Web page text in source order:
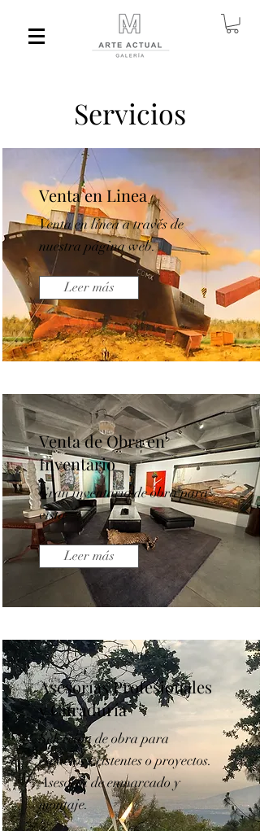
Servicios
Venta en Linea
Venta en línea a través de
nuestra página web.
Leer más
Venta de Obra en
Inventario
Gran inventario de obra para
vista
Leer más
Asesorías Profesionales
y Curaduría
Selección de obra para
espacios existentes o proyectos.
Asesoría de enmarcado y
montaje.